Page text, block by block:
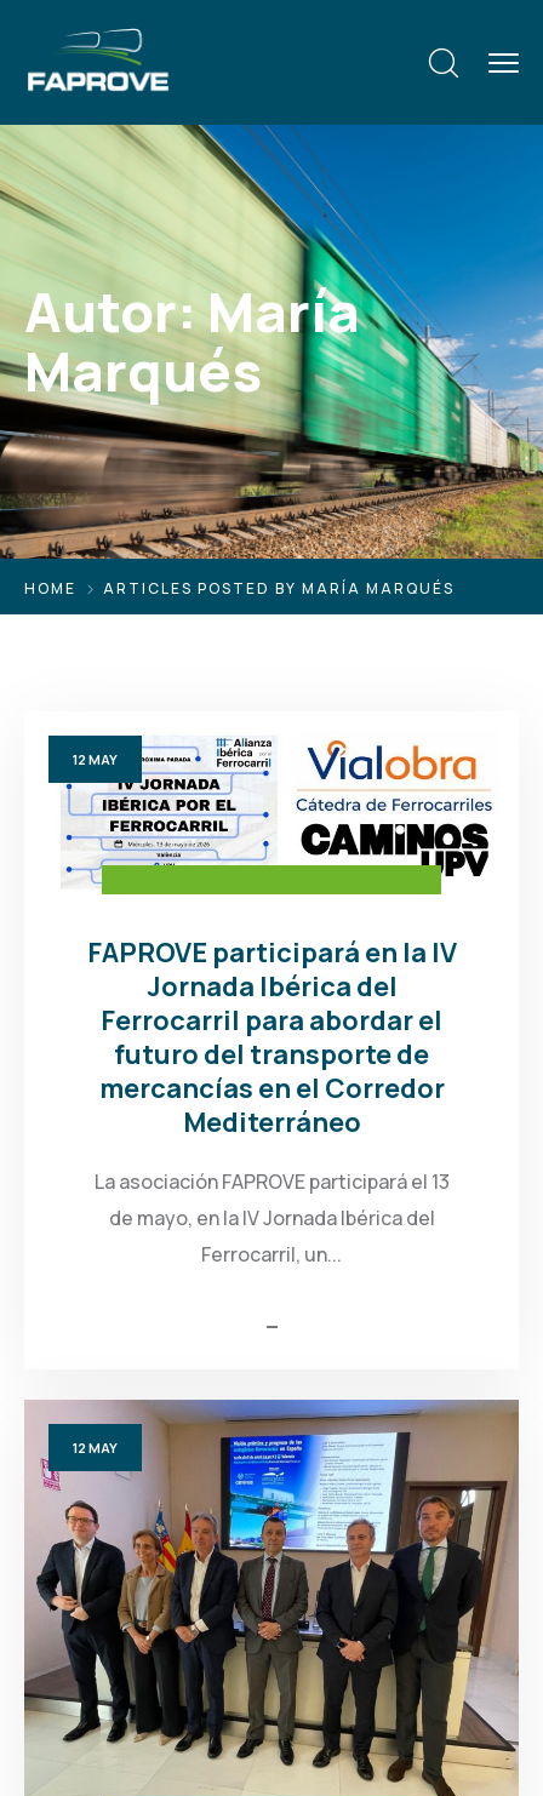
Autor:María
Marqués
HOME ARTICLES POSTED BY MARÍA MARQUÉS
12MAY
FAPROVE participará en la IV
Jornada Ibérica del
Ferrocarril para abordar el
futuro del transporte de
mercancías en el Corredor
Mediterráneo
La asociación FAPROVE participará el 13
de mayo, en la IV Jornada Ibérica del
Ferrocarril, un...
12MAY